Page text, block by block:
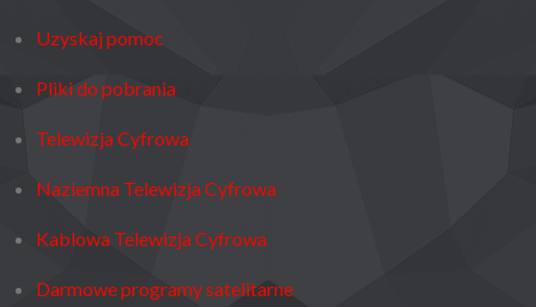
Uzyskaj pomoc
Pliki do pobrania
Telewizja Cyfrowa
Naziemna Telewizja Cyfrowa
Kablowa Telewizja Cyfrowa
Darmowe programy satelitarne